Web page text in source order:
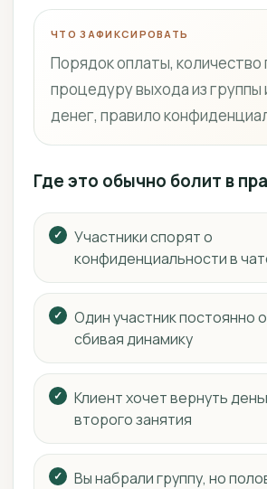
ЧТО ЗАФИКСИРОВАТЬ
Порядок оплаты, количество
процедуру выхода из группы
денег, правило
Где это обычно болит в
Участники спорят о
конфиденциальности в
Один участник постоянно
сбивая динамику
Клиент хочет вернуть
второго занятия
Вы набрали группу, но